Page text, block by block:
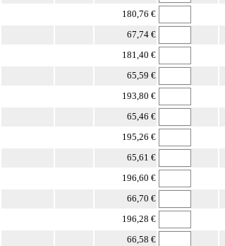
180,76 €
67,74 €
181,40 €
65,59 €
193,80 €
65,46 €
195,26 €
65,61 €
196,60 €
66,70 €
196,28 €
66,58 €